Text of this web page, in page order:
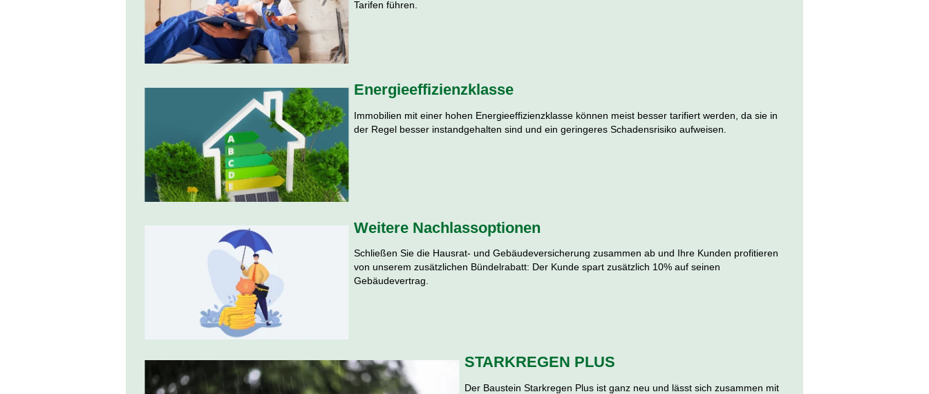
Tarifen führen.
Energieeffizienzklasse
Immobilien mit einer hohen Energieeffizienzklasse können meist besser tarifiert werden, da sie in
der Regel besser instandgehalten sind und ein geringeres Schadensrisiko aufweisen.
Weitere Nachlassoptionen
Schließen Sie die Hausrat- und Gebäudeversicherung zusammen ab und Ihre Kunden profitieren
von unserem zusätzlichen Bündelrabatt: Der Kunde spart zusätzlich 10% auf seinen
Gebäudevertrag.
STARKREGEN PLUS
Der Baustein Starkregen Plus ist ganz neu und lässt sich zusammen mit